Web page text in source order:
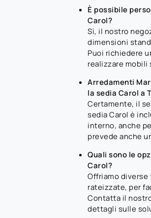
È possibile
Carol?
Sì, il nostro
dimensioni
Puoi richiedere
realizzare mobili
Arredamenti
la sedia Carol a
Certamente, il
sedia Carol è
interno, anche
prevede anche
Quali sono le
Carol?
Offriamo
rateizzate, per
Contatta il
dettagli sulle